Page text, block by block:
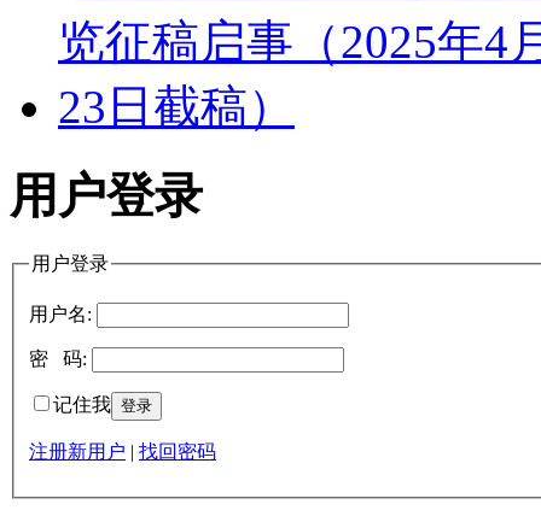
用户登录
用户登录
用户名:
密 码:
记住我
注册新用户 找回密码